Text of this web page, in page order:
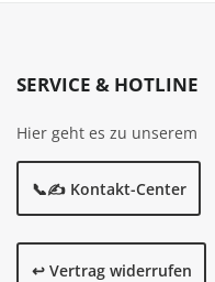
SERVICE & HOTLINE
Hier geht es zu unserem
📞✍️ Kontakt-Center
↩️ Vertrag widerrufen